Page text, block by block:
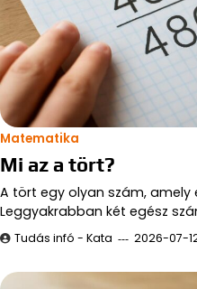
Matematika
Mi az a tört?
A tört egy olyan szám, amely
Leggyakrabban két egész
Tudás infó - Kata 2026-07-